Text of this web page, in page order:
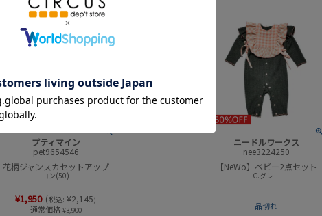
プティマイン
pet9654546
花柄ジャンスカセットアップ
コン(50)
¥1,950 (税込: ¥2,145)
通常価格 ¥3,900
ニードルワークス
nee3224250
【NeWo】ベビー2点セット
C.グレー
品切れ